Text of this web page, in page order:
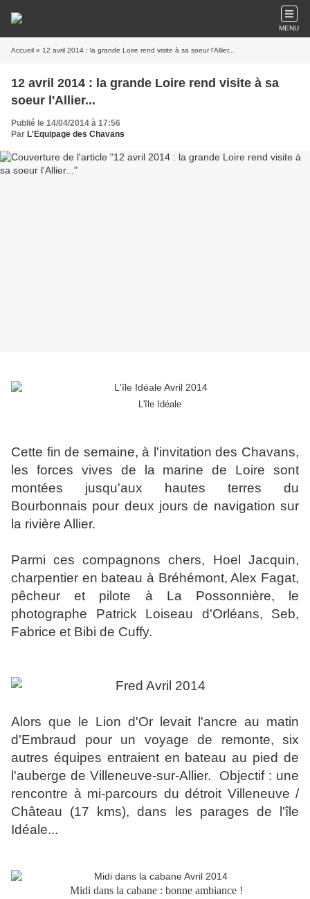
MENU
Accueil » 12 avril 2014 : la grande Loire rend visite à sa soeur l'Allier...
12 avril 2014 : la grande Loire rend visite à sa
soeur l'Allier...
Publié le 14/04/2014 à 17:56
Par L'Equipage des Chavans
L'île Idéale
Cette fin de semaine, à l'invitation des Chavans,
les forces vives de la marine de Loire sont
montées jusqu'aux hautes terres du
Bourbonnais pour deux jours de navigation sur
la rivière Allier.
Parmi ces compagnons chers, Hoel Jacquin,
charpentier en bateau à Bréhémont, Alex Fagat,
pêcheur et pilote à La Possonnière, le
photographe Patrick Loiseau d'Orléans, Seb,
Fabrice et Bibi de Cuffy.
Alors que le Lion d'Or levait l'ancre au matin
d'Embraud pour un voyage de remonte, six
autres équipes entraient en bateau au pied de
l'auberge de Villeneuve-sur-Allier. Objectif : une
rencontre à mi-parcours du détroit Villeneuve /
Château (17 kms), dans les parages de l'île
Idéale...
Midi dans la cabane : bonne ambiance !